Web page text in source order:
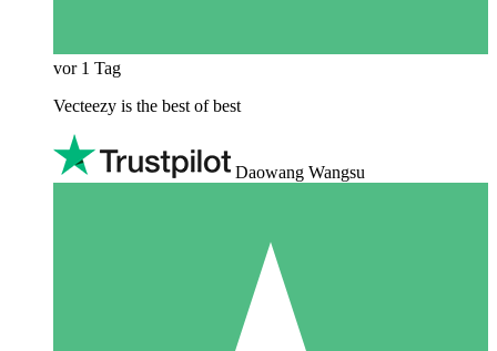
vor 1 Tag
Vecteezy is the best of best
Daowang Wangsu